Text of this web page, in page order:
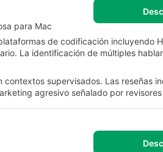
para Mac
de codificación incluyendo
La identificación de múltiples
supervisados. Las reseñas
agresivo señalado por